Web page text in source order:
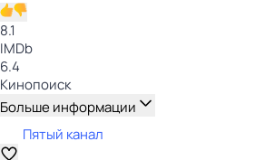
8.1
IMDb
6.4
Кинопоиск
Больше информации
Пятый канал